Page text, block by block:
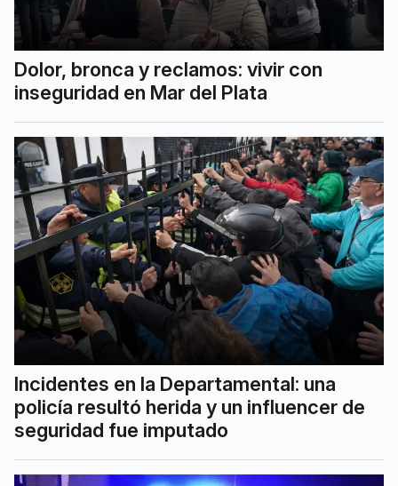
Dolor, bronca y reclamos: vivir con
inseguridad en Mar del Plata
Incidentes en la Departamental: una
policía resultó herida y un influencer de
seguridad fue imputado